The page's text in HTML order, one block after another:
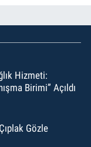
Hizmeti:
Birimi” Açıldı
Gözle